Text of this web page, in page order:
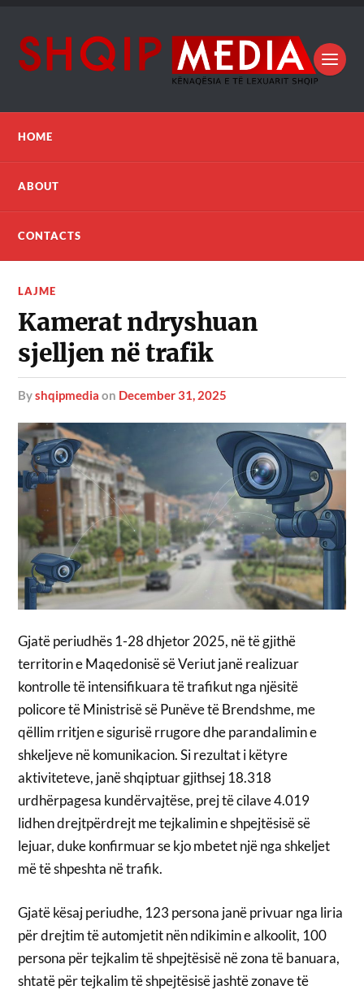
HOME
ABOUT
CONTACTS
LAJME
Kamerat ndryshuan
sjelljen në trafik
byshqipmedia on December 31, 2025
Gjatë periudhës 1-28 dhjetor 2025, në të gjithë
territorin e Maqedonisë së Veriut janë realizuar
kontrolle të intensifikuara të trafikut nga njësitë
policore të Ministrisë së Punëve të Brendshme, me
qëllim rritjen e sigurisë rrugore dhe parandalimin e
shkeljeve në komunikacion. Si rezultat i këtyre
aktiviteteve, janë shqiptuar gjithsej 18.318
urdhërpagesa kundërvajtëse, prej të cilave 4.019
lidhen drejtpërdrejt me tejkalimin e shpejtësisë së
lejuar, duke konfirmuar se kjo mbetet një nga shkeljet
më të shpeshta në trafik.
Gjatë kësaj periudhe, 123 persona janë privuar nga liria
për drejtim të automjetit nën ndikimin e alkoolit, 100
persona për tejkalim të shpejtësisë në zona të banuara,
shtatë për tejkalim të shpejtësisë jashtë zonave të